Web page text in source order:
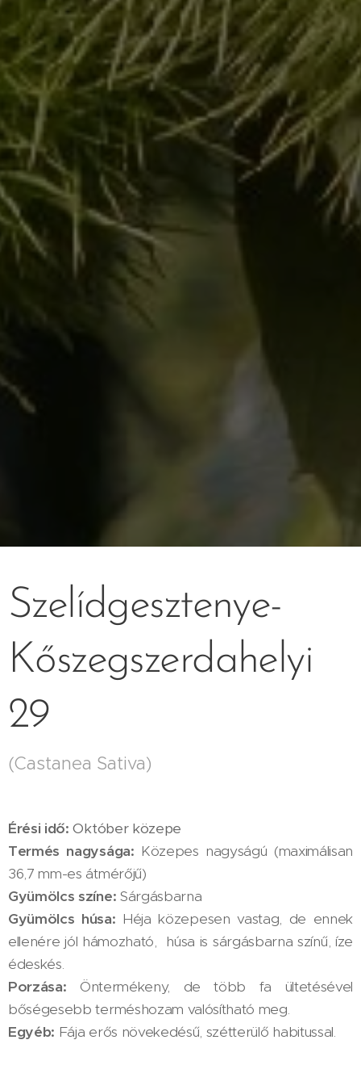
Szelídgesztenye-
Kőszegszerdahelyi
29
(Castanea Sativa)
Érési idő:Október közepe
Termés nagysága: Közepes nagyságú (maximálisan
36,7 mm-es átmérőjű)
Gyümölcs színe: Sárgásbarna
Gyümölcs húsa: Héja közepesen vastag, de ennek
ellenére jól hámozható, húsa is sárgásbarna színű, íze
édeskés.
Porzása: Öntermékeny, de több fa ültetésével
bőségesebb terméshozam valósítható meg.
Egyéb: Fája erős növekedésű, szétterülő habitussal.